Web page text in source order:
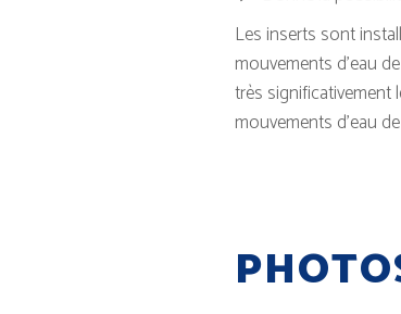
Les inserts sont
mouvements d'eau
très significativement
mouvements d'eau